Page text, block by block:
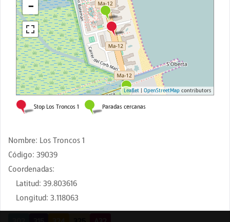
Nombre: Los Troncos 1
Código: 39039
Coordenadas:
Latitud: 39.803616
Longitud: 3.118063